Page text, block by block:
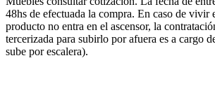
48hs de efectuada la compra. En caso de vivir
producto no entra en el ascensor, la
tercerizada para subirlo por afuera es a cargo
sube por escalera).